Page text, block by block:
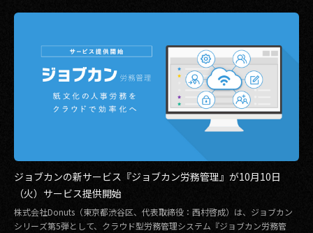
ジョブカンの新サービス『ジョブカン労務管理』が10月10日
（火）サービス提供開始
株式会社Donuts（東京都渋谷区、代表取締役：西村啓成）は、ジョブカン
シリーズ第5弾として、クラウド型労務管理システム『ジョブカン労務管